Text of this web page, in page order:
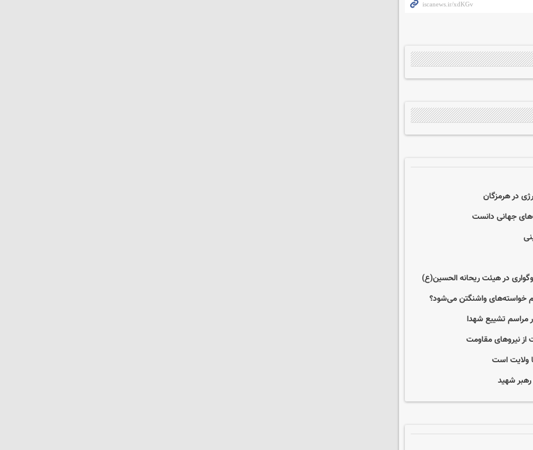
در هرمزگان
جهانی دانست
در هیئت ریحانه الحسین(ع)
خواسته‌های واشنگتن می‌شود؟
مراسم تشییع شهدا
از نیروهای مقاومت
ولایت است
شهید